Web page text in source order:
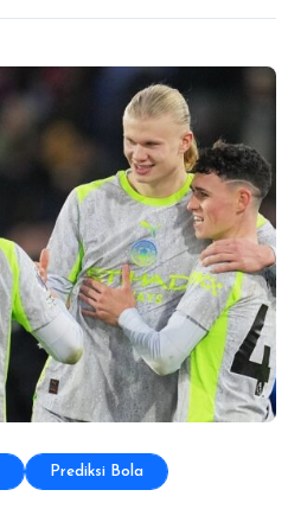
Prediksi Bola